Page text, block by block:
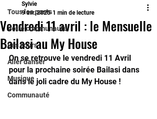
Tous les posts
Votre communauté
Les cours
Aller danser
Musique
Communauté
Vendredi 11 avril : le Mensuelle
Bailasi au My House
Sylvie
9 avr. 2025 1 min de lecture
On se retrouve le vendredi 11 Avril
pour la prochaine soirée Bailasi dans
dans le joli cadre du My House !